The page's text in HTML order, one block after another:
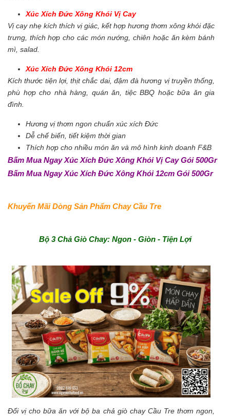
Xúc Xích Đức Xông Khói Vị Cay
Vị cay nhẹ kích thích vị giác, kết hợp hương thơm xông khói đặc
trưng, thích hợp cho các món nướng, chiên hoặc ăn kèm bánh
mì, salad.
Xúc Xích Đức Xông Khói 12cm
Kích thước tiện lợi, thịt chắc dai, đậm đà hương vị truyền thống,
phù hợp cho nhà hàng, quán ăn, tiệc BBQ hoặc bữa ăn gia
đình.
Hương vị thơm ngon chuẩn xúc xích Đức
Dễ chế biến, tiết kiệm thời gian
Thích hợp cho nhiều món ăn và mô hình kinh doanh F&B
Bấm Mua Ngay Xúc Xích Đức Xông Khói Vị Cay Gói 500Gr
Bấm Mua Ngay Xúc Xích Đức Xông Khói 12cm Gói 500Gr
Khuyến Mãi Dòng Sản Phẩm Chay Cầu Tre
Bộ 3 Chả Giò Chay: Ngon - Giòn - Tiện Lợi
Đổi vị cho bữa ăn với bộ ba chả giò chay Cầu Tre thơm ngon,